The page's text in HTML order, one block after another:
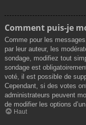
Comment puis-je
Comme pour les
par leur auteur, les
sondage, modifiez tout
sondage est
voté, il est possible de
Cependant, si des votes
administrateurs peuvent
de modifier les options
Haut